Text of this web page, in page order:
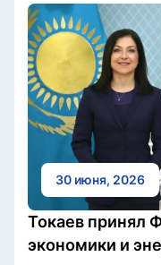
30 июня, 2026
Токаев принял
экономики и